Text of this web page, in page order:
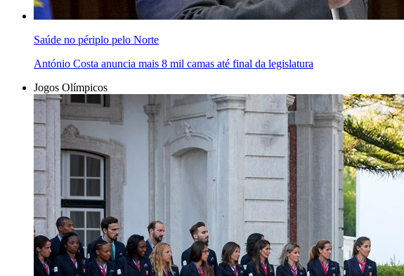
Saúde no périplo pelo Norte
António Costa anuncia mais 8 mil camas até final da legislatura
Jogos Olímpicos